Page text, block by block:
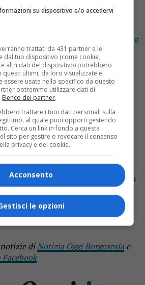
come Fonte preferita su Google
dei Carabinieri di Novara
di almeno 53 furti in
complessivo del valore di
di Novara hanno
facenti capo a cinque diverse
ognuno per conto proprio,
in Lombardia e spostandosi
sono stati messi a segno fra la
le bande si introducevano
nel tardo pomeriggio, quando
della refurtiva è già stata restituita
proprietari.
aggiornato seguendoci su Google
notizie diNotizia Oggi Borgosesia e
su dispositivo e/o accedervi
trattati da 431 partner e le
dal tuo dispositivo (come cookie,
altri dati del dispositivo) potrebbero
questi ultimi, da loro visualizzate e
essere usate nello specifico da questo
potremmo utilizzare dati di
Elenco dei partner.
trattare i tuoi dati personali sulla
al quale puoi opporti gestendo
Cerca un link in fondo a questa
sito per gestire o revocare il consenso
privacy e dei cookie.
Acconsento
le opzioni